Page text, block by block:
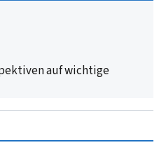
auf wichtige